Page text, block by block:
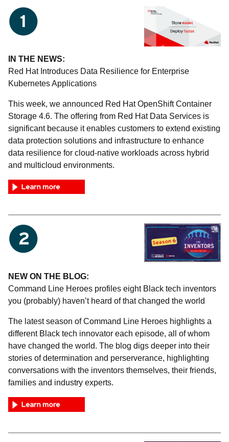
IN THE NEWS:
Red Hat Introduces Data Resilience for Enterprise
Kubernetes Applications
This week, we announced Red Hat OpenShift Container
Storage 4.6. The offering from Red Hat Data Services is
significant because it enables customers to extend existing
data protection solutions and infrastructure to enhance
data resilience for cloud-native workloads across hybrid
and multicloud environments.
NEW ON THE BLOG:
Command Line Heroes profiles eight Black tech inventors
you (probably) haven’t heard of that changed the world
The latest season of Command Line Heroes highlights a
different Black tech innovator each episode, all of whom
have changed the world. The blog digs deeper into their
stories of determination and perserverance, highlighting
conversations with the inventors themselves, their friends,
families and industry experts.